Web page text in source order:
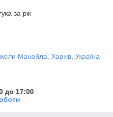
за рік
Манойла, Харків, Україна
до 17:00